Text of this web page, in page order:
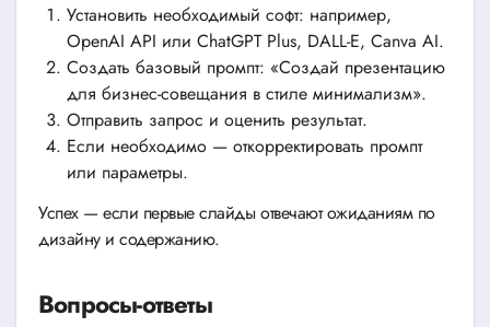
Установить необходимый софт: например,
OpenAI API или ChatGPT Plus, DALL-E, Canva AI.
Создать базовый промпт: «Создай презентацию
для бизнес-совещания в стиле минимализм».
Отправить запрос и оценить результат.
Если необходимо — откорректировать промпт
или параметры.
Успех — если первые слайды отвечают ожиданиям по
дизайну и содержанию.
Вопросы-ответы